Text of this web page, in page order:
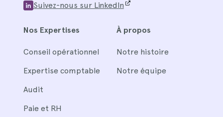
Suivez-nous sur LinkedIn
Nos Expertises
Conseil opérationnel
Expertise comptable
Audit
Paie et RH
À propos
Notre histoire
Notre équipe